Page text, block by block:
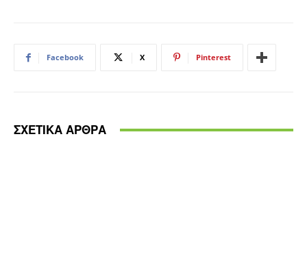
Facebook X Pinterest
ΣΧΕΤΙΚΑ ΑΡΘΡΑ